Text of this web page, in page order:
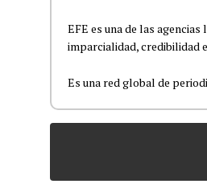
EFE es una de las
imparcialidad, credibilidad
Es una red global de